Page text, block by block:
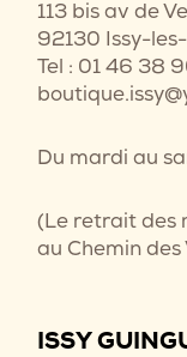
113 bis av de
92130 Issy-
Tel : 01 46 38
Du mardi au
(Le retrait des
au Chemin des
ISSY